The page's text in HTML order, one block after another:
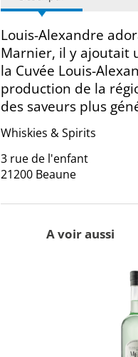
Louis-Alexandre
Marnier, il y ajoutait
la Cuvée Louis-
production de la
des saveurs plus
Whiskies & Spirits
3 rue de l'enfant
21200 Beaune
A voir aussi